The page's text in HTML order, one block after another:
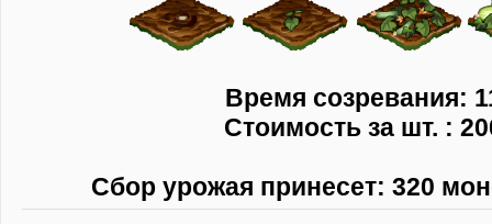
Время созревания:
Стоимость за шт. :
Сбор урожая принесет: 320